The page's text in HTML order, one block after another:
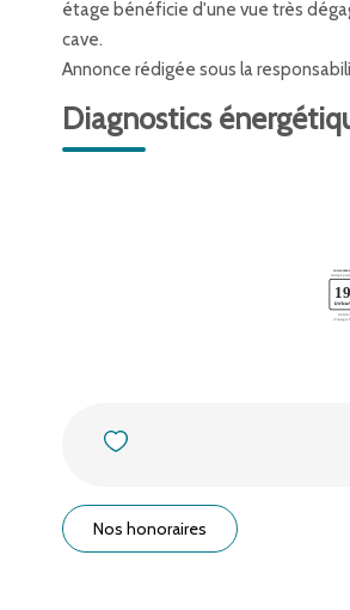
étage bénéficie d'une vue très
cave.
Annonce rédigée sous la
Diagnostics
Nos honoraires